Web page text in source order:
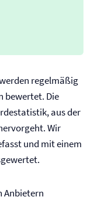
regelmäßig
bewertet. Die
aus der
Wir
und mit einem
Anbietern